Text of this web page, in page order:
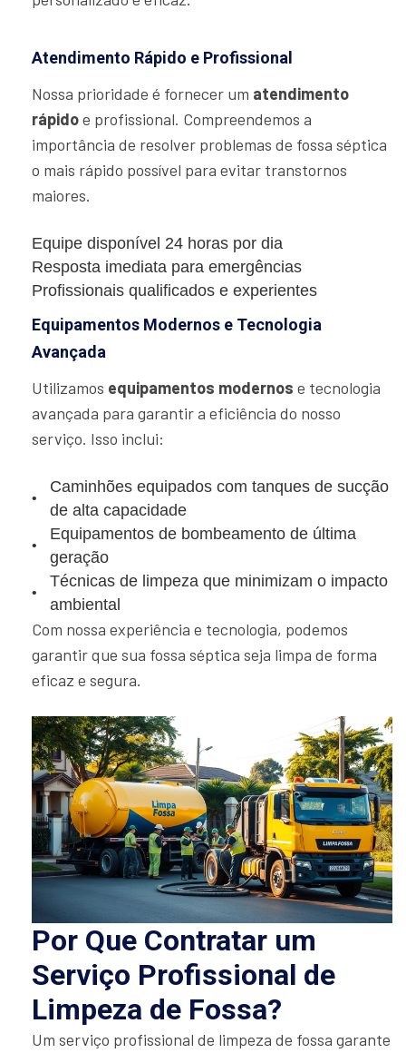
Atendimento Rápido e Profissional
Nossa prioridade é fornecer um atendimento
rápidoe profissional. Compreendemos a
importância de resolver problemas de fossa séptica
o mais rápido possível para evitar transtornos
maiores.
Equipe disponível 24 horas por dia
Resposta imediata para emergências
Profissionais qualificados e experientes
Equipamentos Modernos e Tecnologia
Avançada
Utilizamos equipamentos modernos e tecnologia
avançada para garantir a eficiência do nosso
serviço. Isso inclui:
Caminhões equipados com tanques de sucção
de alta capacidade
Equipamentos de bombeamento de última
geração
Técnicas de limpeza que minimizam o impacto
ambiental
Com nossa experiência e tecnologia, podemos
garantir que sua fossa séptica seja limpa de forma
eficaz e segura.
Por Que Contratar um
Serviço Profissional de
Limpeza de Fossa?
Um serviço profissional de limpeza de fossa garante